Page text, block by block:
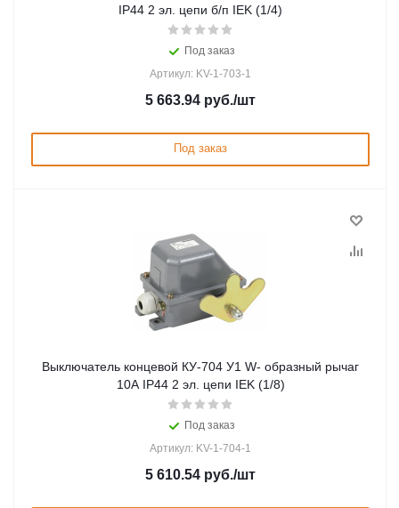
IP44 2 эл. цепи б/п IEK (1/4)
Под заказ
Артикул: KV-1-703-1
5 663.94 руб./шт
Под заказ
Выключатель концевой КУ-704 У1 W- образный рычаг
10А IP44 2 эл. цепи IEK (1/8)
Под заказ
Артикул: KV-1-704-1
5 610.54 руб./шт